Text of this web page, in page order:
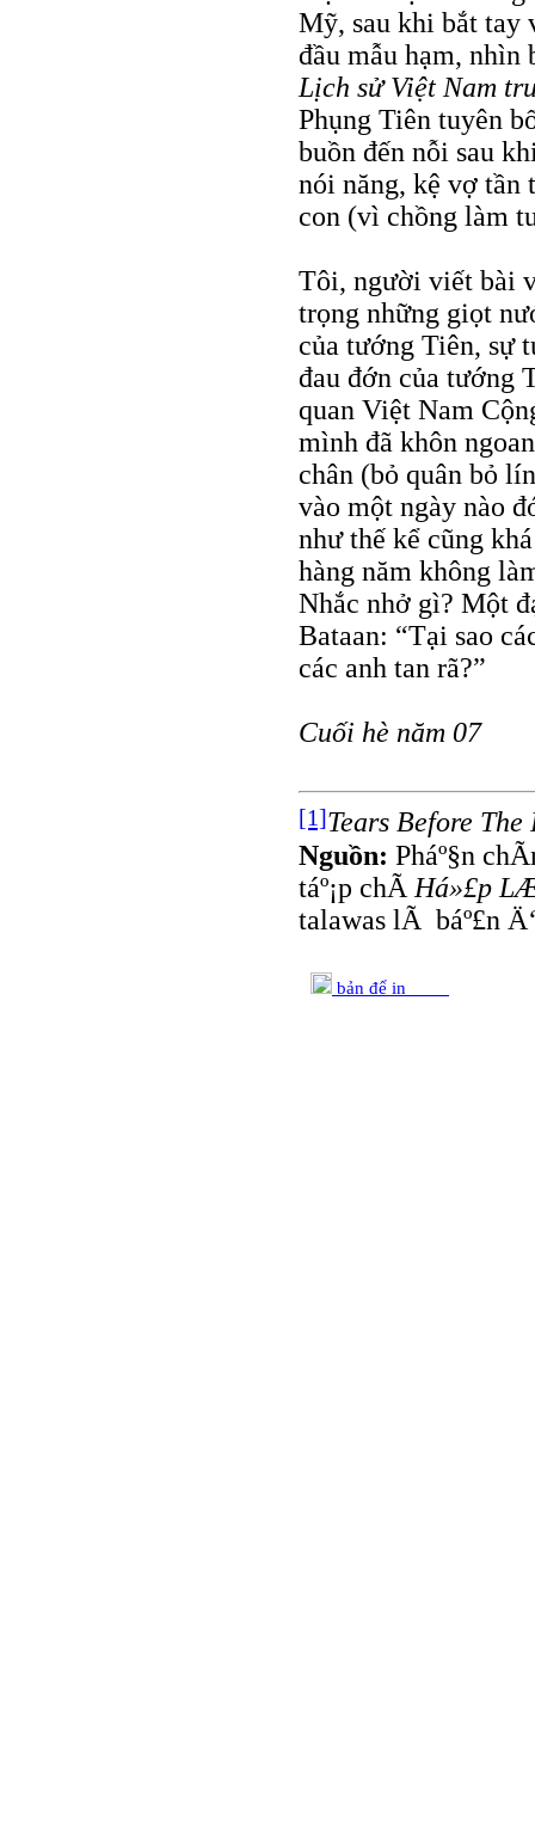
Mỹ, sau khi bắt tay
đầu mẫu hạm, nhìn
Lịch sử Việt Nam
Phụng Tiên tuyên
buồn đến nỗi sau
nói năng, kệ vợ tần
con (vì chồng làm
Tôi, người viết bài
trọng những giọt
của tướng Tiên, sự
đau đớn của tướng
quan Việt Nam
mình đã khôn
chân (bỏ quân bỏ
vào một ngày nào
như thế kể cũng
hàng năm không
Nhắc nhở gì? Một
Bataan: “Tại sao
các anh tan rã?”
Cuối hè năm 07
[1]Tears Before The
Nguồn: Pháº§n
táº¡p chÃ­ Há»£p
talawas lÃ báº£n
bản để in